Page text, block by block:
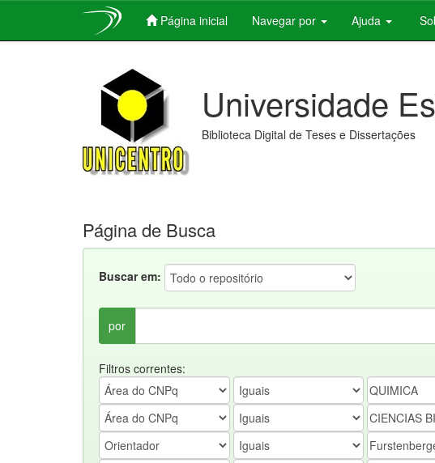
Página inicial Navegar por Ajuda
Universidade
Biblioteca Digital de Teses e Dissertações
Página de Busca
Buscar em:
por
Filtros correntes: